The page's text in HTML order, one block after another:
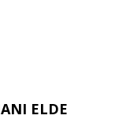
ELDE